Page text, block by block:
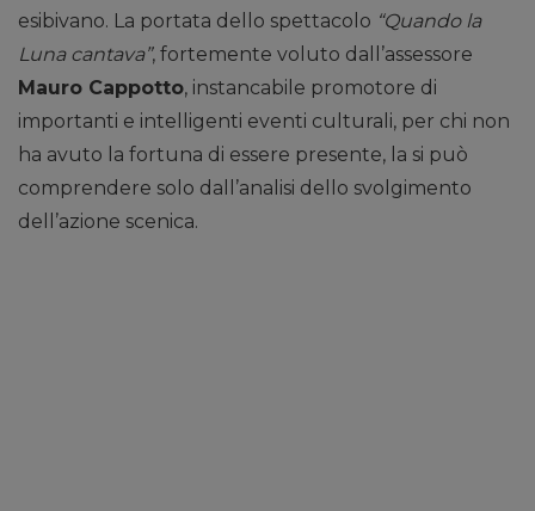
esibivano. La portata dello spettacolo “Quando la
Luna cantava”, fortemente voluto dall’assessore
Mauro Cappotto, instancabile promotore di
importanti e intelligenti eventi culturali, per chi non
ha avuto la fortuna di essere presente, la si può
comprendere solo dall’analisi dello svolgimento
dell’azione scenica.